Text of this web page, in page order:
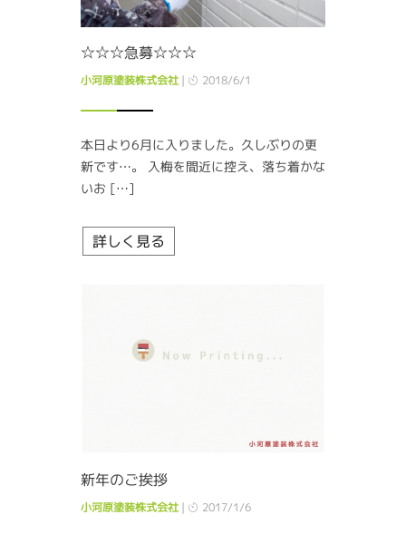
☆☆☆急募☆☆☆
小河原塗装株式会社 | 2018/6/1
本日より6月に入りました。久しぶりの更
新です…。 入梅を間近に控え、落ち着かな
いお […]
詳しく見る
新年のご挨拶
小河原塗装株式会社 | 2017/1/6